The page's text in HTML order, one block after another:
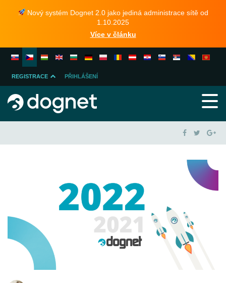
Nový systém Dognet 2.0 jako jediná administrace sítě od
1.10.2025
Více v článku
REGISTRACE
INZERENTA
PŘIHLÁŠENÍ